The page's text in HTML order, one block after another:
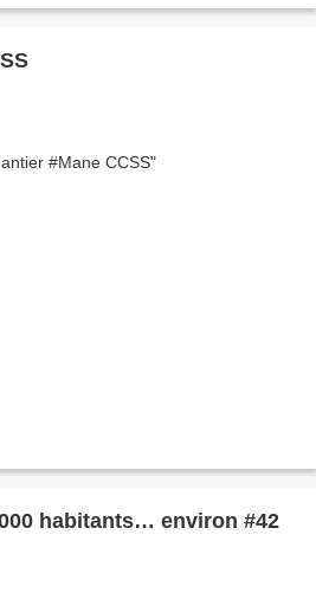
habitants… environ #42